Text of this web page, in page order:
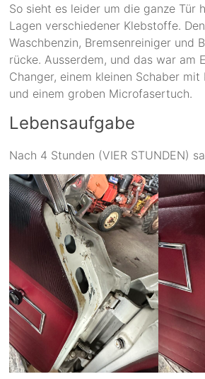
So sieht es leider um die ganze Tür
Lagen verschiedener Klebstoffe.
Waschbenzin, Bremsenreiniger und
rücke. Ausserdem, und das war am
Changer, einem kleinen Schaber
und einem groben Microfasertuch.
Lebensaufgabe
Nach 4 Stunden (VIER STUNDEN)